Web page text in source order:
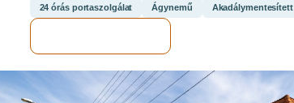
24 órás portaszolgálat Ágynemű Akadálymentesített